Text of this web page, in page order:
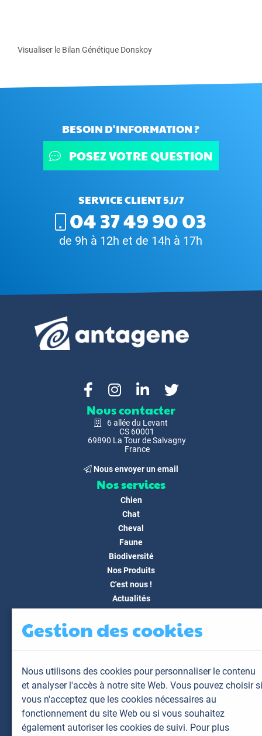
Visualiser le Bilan Génétique Donskoy
BESOIN D'INFORMATION ?
POSEZ VOTRE QUESTION
SERVICE CLIENT 5J/7
04 37 49 90 03
de 9h à 12h et de 14h à 17h
Nous contacter
6 allée du Levant
CS 60001
69890 La Tour de Salvagny
France
Nous envoyer un email
Nos services
Chien
Chat
Cheval
Faune
Biodiversité
Nos Produits
C'est nous !
Actualités
FAQ
Mon espace
Mes animaux
Mes résultats
Mes commandes
Mes factures
Gestion des cookies
Nous utilisons des cookies pour personnaliser le contenu
et analyser l'accès à notre site Web. Vous pouvez choisir si
vous n'acceptez que les cookies nécessaires au
fonctionnement du site Web ou si vous souhaitez
également autoriser les cookies de suivi. Pour plus